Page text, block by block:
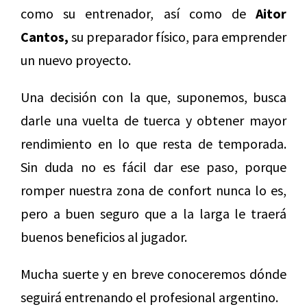
como su entrenador, así como de Aitor
Cantos, su preparador físico, para emprender
un nuevo proyecto.
Una decisión con la que, suponemos, busca
darle una vuelta de tuerca y obtener mayor
rendimiento en lo que resta de temporada.
Sin duda no es fácil dar ese paso, porque
romper nuestra zona de confort nunca lo es,
pero a buen seguro que a la larga le traerá
buenos beneficios al jugador.
Mucha suerte y en breve conoceremos dónde
seguirá entrenando el profesional argentino.